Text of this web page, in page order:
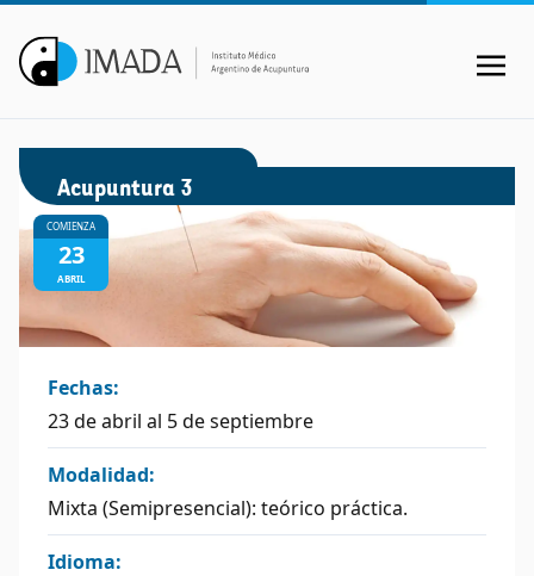
Acupuntura 3
COMIENZA
23
ABRIL
Fechas:
23 de abril al 5 de septiembre
Modalidad:
Mixta (Semipresencial): teórico práctica.
Idioma: